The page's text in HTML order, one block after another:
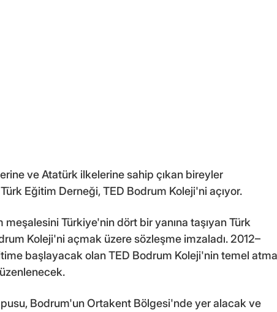
ve Atatürk ilkelerine sahip çıkan bireyler
Eğitim Derneği, TED Bodrum Koleji'ni açıyor.
meşalesini Türkiye'nin dört bir yanına taşıyan Türk
Koleji'ni açmak üzere sözleşme imzaladı. 2012–
başlayacak olan TED Bodrum Koleji'nin temel atma
Bodrum'un Ortakent Bölgesi'nde yer alacak ve